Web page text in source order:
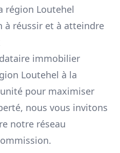
région Loutehel
à réussir et à atteindre
immobilier
Loutehel à la
pour maximiser
nous vous invitons
notre réseau